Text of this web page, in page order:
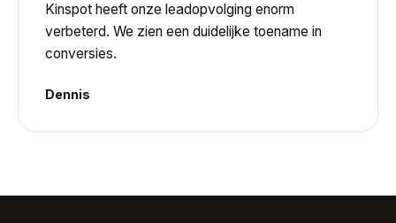
Kinspot heeft onze leadopvolging enorm
verbeterd. We zien een duidelijke toename in
conversies.
Dennis